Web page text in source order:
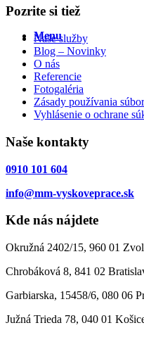
Menu
Pozrite si tiež
Naše služby
Blog – Novinky
O nás
Referencie
Fotogaléria
Zásady používania
Vyhlásenie o ochrane
Naše kontakty
0910 101 604
info@mm-vyskoveprace.sk
Kde nás nájdete
Okružná 2402/15, 960 01
Chrobáková 8, 841 02
Garbiarska, 15458/6, 080 06
Južná Trieda 78, 040 01